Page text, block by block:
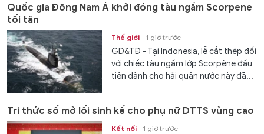
Quốc gia Đông Nam Á khởi đóng tàu ngầm Scorpene
tối tân
Thế giới 1 giờ trước
GD&TĐ - Tại Indonesia, lễ cắt thép đối
với chiếc tàu ngầm lớp Scorpène đầu
tiên dành cho hải quân nước này đã...
Tri thức số mở lối sinh kế cho phụ nữ DTTS vùng cao
Kết nối 1 giờ trước